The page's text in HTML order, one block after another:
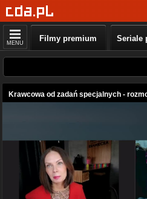
MENU Filmy premium Seriale
Krawcowa od zadań specjalnych -